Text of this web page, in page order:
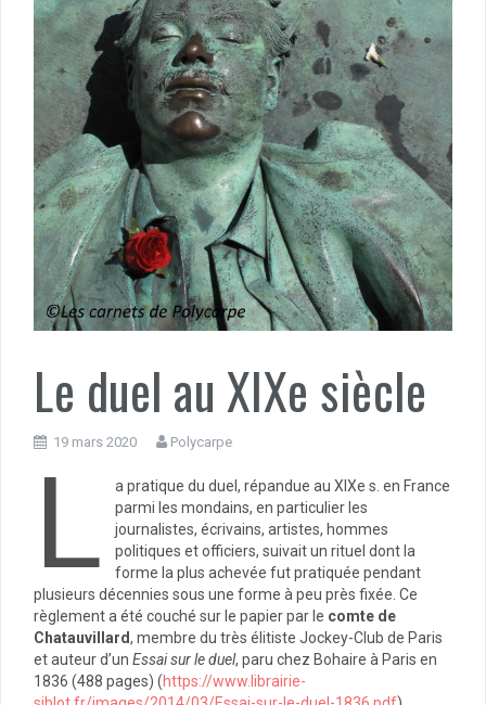
Le duel au XIXe siècle
19 mars 2020 Polycarpe
L
a pratique du duel, répandue au XIXe s. en France
parmi les mondains, en particulier les
journalistes, écrivains, artistes, hommes
politiques et officiers, suivait un rituel dont la
forme la plus achevée fut pratiquée pendant
plusieurs décennies sous une forme à peu près fixée. Ce
règlement a été couché sur le papier par le comte de
Chatauvillard, membre du très élitiste Jockey-Club de Paris
et auteur d’un Essai sur le duel, paru chez Bohaire à Paris en
1836 (488 pages) (https://www.librairie-